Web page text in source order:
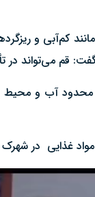
کم‌آبی و
قم می‌تواند در
محدود آب و
با اشتغالزایی